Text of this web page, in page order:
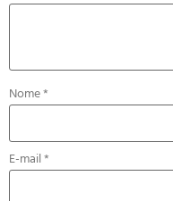
Nome*
E-mail*